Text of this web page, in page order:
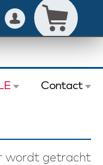
Contact
wordt getracht